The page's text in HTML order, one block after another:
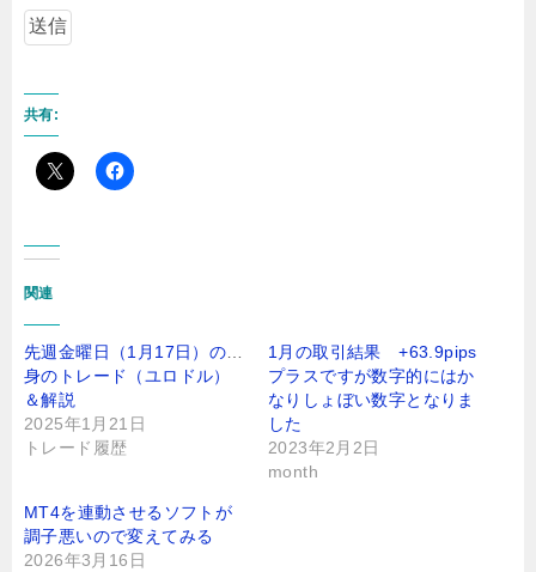
共有:
関連
先週金曜日（1月17日）の自
身のトレード（ユロドル）
＆解説
2025年1月21日
トレード履歴
1月の取引結果 +63.9pips
プラスですが数字的にはか
なりしょぼい数字となりま
した
2023年2月2日
month
MT4を連動させるソフトが
調子悪いので変えてみる
2026年3月16日